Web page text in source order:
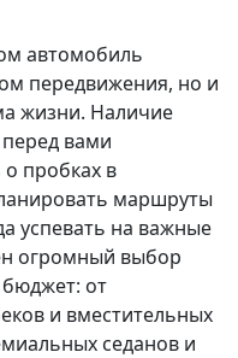
автомобиль
передвижения, но и
жизни. Наличие
вами
пробках в
маршруты
успевать на важные
огромный выбор
от
и вместительных
седанов и